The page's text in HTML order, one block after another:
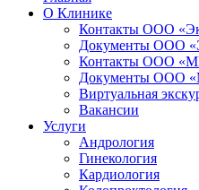
О Клинике
Контакты ООО
Документы ООО
Контакты ООО
Документы ООО
Виртуальная
Вакансии
Услуги
Андрология
Гинекология
Кардиология